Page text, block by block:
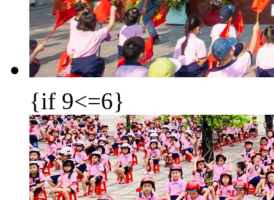
{if 9<=6}